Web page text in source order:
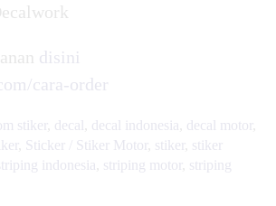
disini
cara-order
stiker decal decal indonesia decal motor
Sticker / Stiker Motor stiker
stiker
indonesia striping motor
striping